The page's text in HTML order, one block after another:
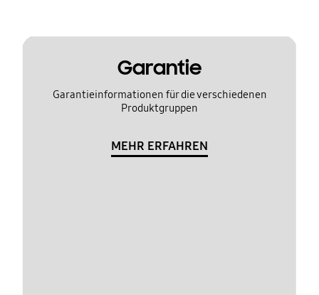
Garantie
Garantieinformationen für die verschiedenen
Produktgruppen
MEHR ERFAHREN